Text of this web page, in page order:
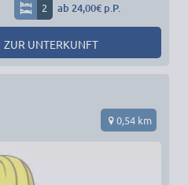
2 ab 24,00€ p.P.
ZUR UNTERKUNFT
0,54 km